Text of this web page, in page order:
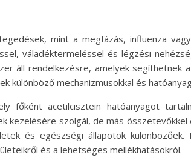
mint a megfázás, influenza
váladéktermeléssel és légzési
áll rendelkezésre, amelyek segíthetnek
különböző mechanizmusokkal és
főként acetilcisztein hatóanyagot
kezelésére szolgál, de más
és egészségi állapotok
és a lehetséges mellékhatásokról.